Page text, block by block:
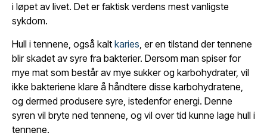
i løpet av livet. Det er faktisk verdens mest vanligste
sykdom.
Hull i tennene, også kalt karies , er en tilstand der tennene
blir skadet av syre fra bakterier. Dersom man spiser for
mye mat som består av mye sukker og karbohydrater, vil
ikke bakteriene klare å håndtere disse karbohydratene,
og dermed produsere syre, istedenfor energi. Denne
syren vil bryte ned tennene, og vil over tid kunne lage hull i
tennene.